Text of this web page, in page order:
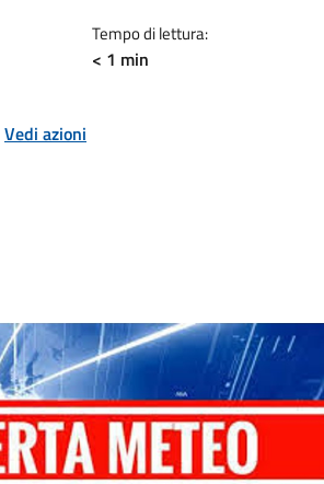
Tempo di lettura:
< 1 min
Vedi azioni